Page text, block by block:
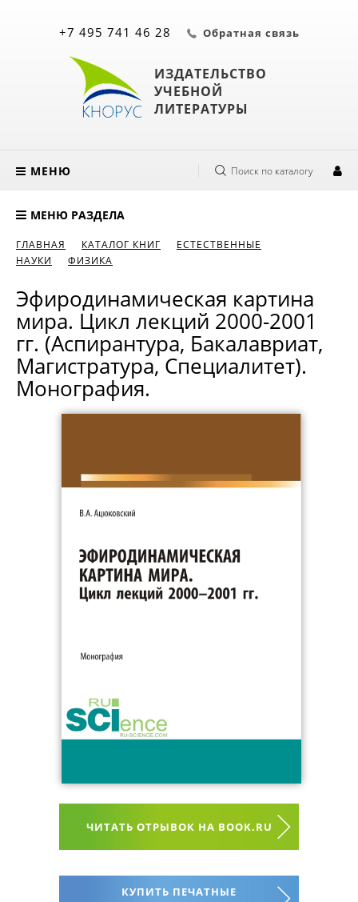
ИЗДАТЕЛЬСТВО
УЧЕБНОЙ
ЛИТЕРАТУРЫ
+7 495 741 46 28 Обратная связь
МЕНЮ Поиск по каталогу
МЕНЮ РАЗДЕЛА
ГЛАВНАЯ КАТАЛОГ КНИГ
ЕСТЕСТВЕННЫЕ
НАУКИ
ФИЗИКА
Эфиродинамическая картина
мира. Цикл лекций 2000-2001
гг. (Аспирантура, Бакалавриат,
Магистратура, Специалитет).
Монография.
ЧИТАТЬ ОТРЫВОК НА BOOK.RU
КУПИТЬ ПЕЧАТНЫЕ